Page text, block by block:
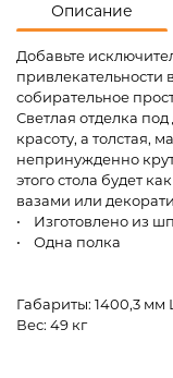
Описание
Добавьте
привлекательности
собирательное
Светлая отделка
красоту, а толстая,
непринужденно
этого стола будет
вазами или
• Изготовлено из
• Одна полка
Габариты: 1400,3 мм
Вес: 49 кг